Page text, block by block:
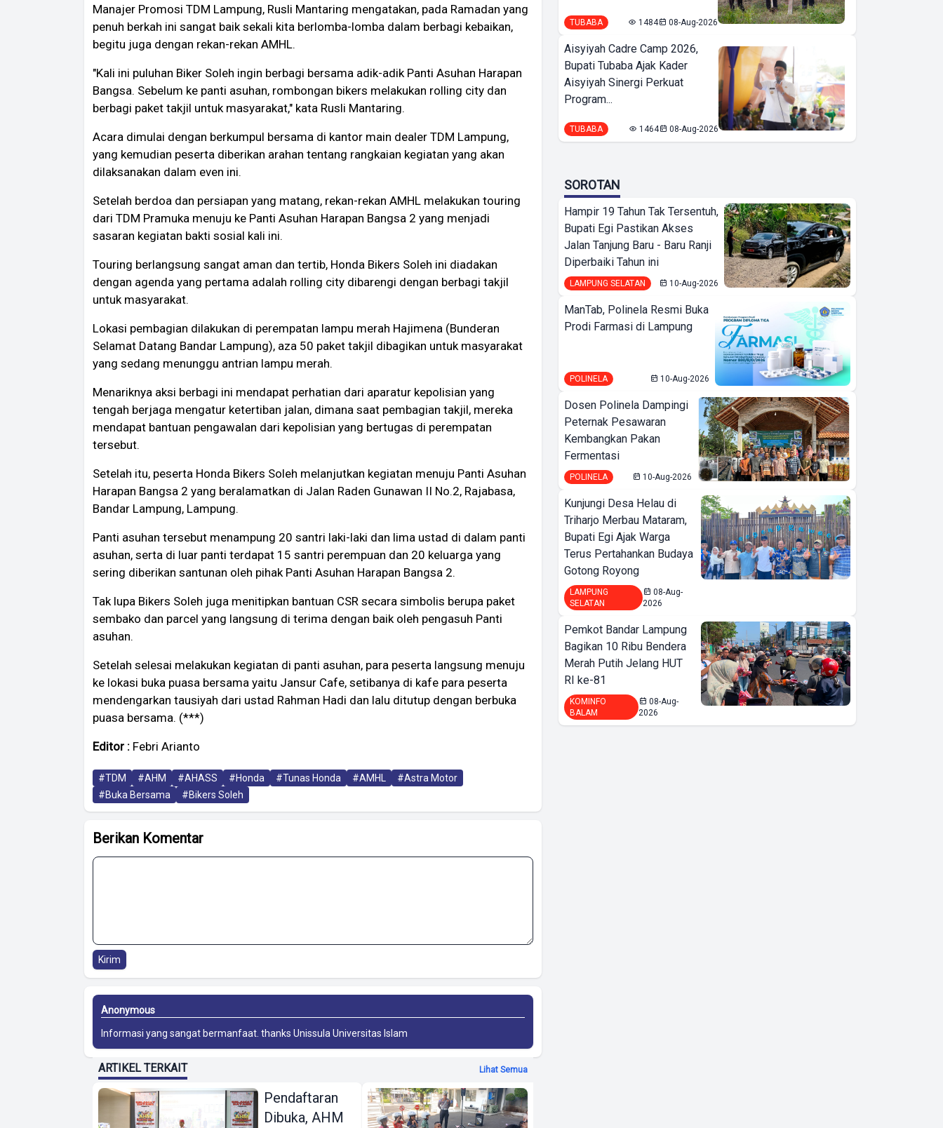
Manajer Promosi TDM Lampung, Rusli Mantaring mengatakan, pada Ramadan yang
penuh berkah ini sangat baik sekali kita berlomba-lomba dalam berbagi kebaikan,
begitu juga dengan rekan-rekan AMHL.
"Kali ini puluhan Biker Soleh ingin berbagi bersama adik-adik Panti Asuhan Harapan
Bangsa. Sebelum ke panti asuhan, rombongan bikers melakukan rolling city dan
berbagi paket takjil untuk masyarakat," kata Rusli Mantaring.
Acara dimulai dengan berkumpul bersama di kantor main dealer TDM Lampung,
yang kemudian peserta diberikan arahan tentang rangkaian kegiatan yang akan
dilaksanakan dalam even ini.
Setelah berdoa dan persiapan yang matang, rekan-rekan AMHL melakukan touring
dari TDM Pramuka menuju ke Panti Asuhan Harapan Bangsa 2 yang menjadi
sasaran kegiatan bakti sosial kali ini.
Touring berlangsung sangat aman dan tertib, Honda Bikers Soleh ini diadakan
dengan agenda yang pertama adalah rolling city dibarengi dengan berbagi takjil
untuk masyarakat.
Lokasi pembagian dilakukan di perempatan lampu merah Hajimena (Bunderan
Selamat Datang Bandar Lampung), aza 50 paket takjil dibagikan untuk masyarakat
yang sedang menunggu antrian lampu merah.
Menariknya aksi berbagi ini mendapat perhatian dari aparatur kepolisian yang
tengah berjaga mengatur ketertiban jalan, dimana saat pembagian takjil, mereka
mendapat bantuan pengawalan dari kepolisian yang bertugas di perempatan
tersebut.
Setelah itu, peserta Honda Bikers Soleh melanjutkan kegiatan menuju Panti Asuhan
Harapan Bangsa 2 yang beralamatkan di Jalan Raden Gunawan II No.2, Rajabasa,
Bandar Lampung, Lampung.
Panti asuhan tersebut menampung 20 santri laki-laki dan lima ustad di dalam panti
asuhan, serta di luar panti terdapat 15 santri perempuan dan 20 keluarga yang
sering diberikan santunan oleh pihak Panti Asuhan Harapan Bangsa 2.
Tak lupa Bikers Soleh juga menitipkan bantuan CSR secara simbolis berupa paket
sembako dan parcel yang langsung di terima dengan baik oleh pengasuh Panti
asuhan.
Setelah selesai melakukan kegiatan di panti asuhan, para peserta langsung menuju
ke lokasi buka puasa bersama yaitu Jansur Cafe, setibanya di kafe para peserta
mendengarkan tausiyah dari ustad Rahman Hadi dan lalu ditutup dengan berbuka
puasa bersama. (***)
Editor : Febri Arianto
#TDM #AHM #AHASS #Honda #Tunas Honda #AMHL
#Astra Motor
#Buka Bersama
#Bikers Soleh
Berikan Komentar
Kirim
Anonymous
Informasi yang sangat bermanfaat. thanks Unissula Universitas Islam
ARTIKEL TERKAIT Lihat Semua
Pendaftaran
Dibuka, AHM
TUBABA 1484 08-Aug-2026
Aisyiyah Cadre Camp 2026,
Bupati Tubaba Ajak Kader
Aisyiyah Sinergi Perkuat
Program...
TUBABA 1464 08-Aug-2026
SOROTAN
Hampir 19 Tahun Tak Tersentuh,
Bupati Egi Pastikan Akses
Jalan Tanjung Baru - Baru Ranji
Diperbaiki Tahun ini
LAMPUNG SELATAN 10-Aug-2026
ManTab, Polinela Resmi Buka
Prodi Farmasi di Lampung
POLINELA 10-Aug-2026
Dosen Polinela Dampingi
Peternak Pesawaran
Kembangkan Pakan
Fermentasi
POLINELA 10-Aug-2026
Kunjungi Desa Helau di
Triharjo Merbau Mataram,
Bupati Egi Ajak Warga
Terus Pertahankan Budaya
Gotong Royong
LAMPUNG
SELATAN
08-Aug-
2026
Pemkot Bandar Lampung
Bagikan 10 Ribu Bendera
Merah Putih Jelang HUT
RI ke-81
KOMINFO
BALAM
08-Aug-
2026